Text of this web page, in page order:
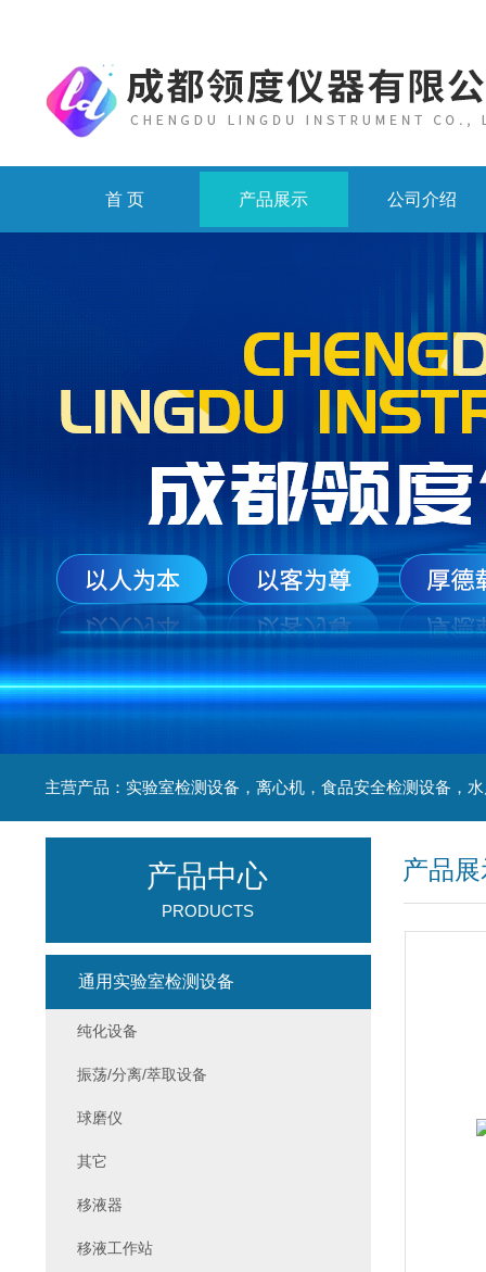
首 页 产品展示 公司介绍
产品
产品中心
PRODUCTS
通用实验室检测设备
纯化设备
振荡/分离/萃取设备
球磨仪
其它
移液器
移液工作站